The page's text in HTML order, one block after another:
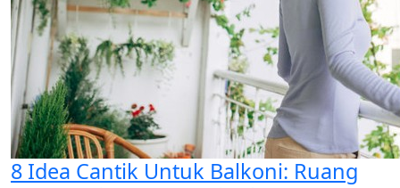
8 Idea Cantik Untuk Balkoni: Ruang